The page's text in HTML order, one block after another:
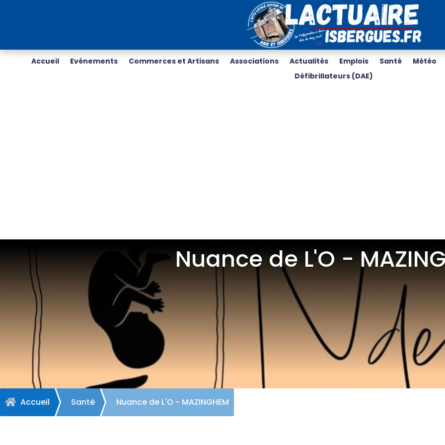
Accueil Evénements Commerces et Artisans Associations Actualités Emplois Santé
Météo
Défibrillateurs (DAE)
Nuance de L'O -
 Accueil Santé Nuance de L'O - MAZINGHEM